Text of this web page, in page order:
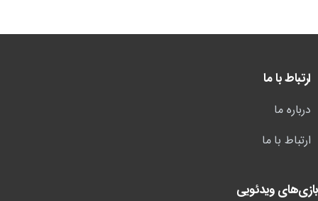
ارتباط با ما
درباره ما
ارتباط با ما
بازی‌های ویدئویی